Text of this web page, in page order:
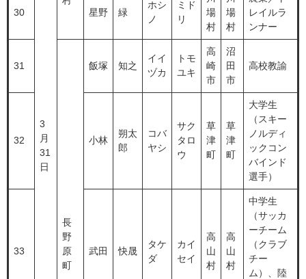
3
月
31
日
30 星野 緑
ホシ
ノ
ミド
リ
場
村
場
村
レイルラ
ンナー
31
長
野
原
町
飯塚 知之
イイ
ヅカ
トモ
ユキ
高
崎
市
沼
田
市
高校教諭
32 小林
朔太
郎
コバ
ヤシ
サク
タロ
ウ
草
津
町
草
津
町
大学生
（スキー
ノルディ
ックコン
バインド
選手）
33 武田 快晟
タケ
ダ
カイ
セイ
高
山
村
高
山
村
中学生
（サッカ
ーチーム
（クラブ
チー
ム）、陸